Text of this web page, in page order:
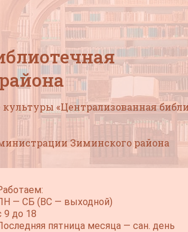
«Централизованная
Зиминского района
— СБ (ВС — выходной)
9 до 18
пятница месяца — сан. день